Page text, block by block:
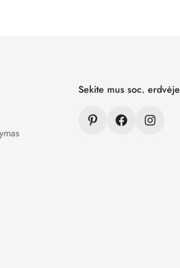
Sekite mus soc. erdvėje